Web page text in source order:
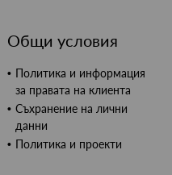
Общи условия
Политика и информация
за правата на клиента
Съхранение на лични
данни
Политика и проекти